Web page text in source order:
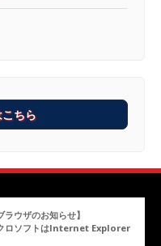
ちら
ウザのお知らせ】
ロソフトはInternet Explorer